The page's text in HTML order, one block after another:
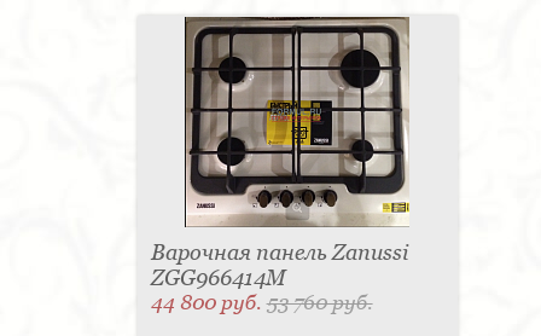
Варочная панель Zanussi
ZGG966414M
44 800 руб.53 760 руб.